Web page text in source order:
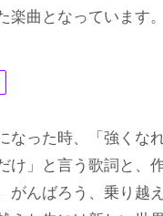
曲となっています。
なった時、「強くな
」と言う歌詞と、
がんばろう、乗り越